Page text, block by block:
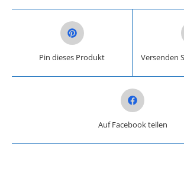
Opens in a new window
Pin dieses Produkt Versenden
Opens in a new
Auf Facebook teilen